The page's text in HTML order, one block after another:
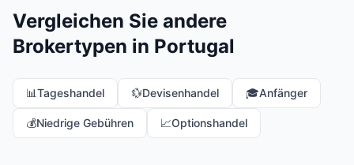
Vergleichen Sie andere
Brokertypen in Portugal
📊Tageshandel 💱Devisenhandel 🎓Anfänger
💰Niedrige Gebühren 📈Optionshandel